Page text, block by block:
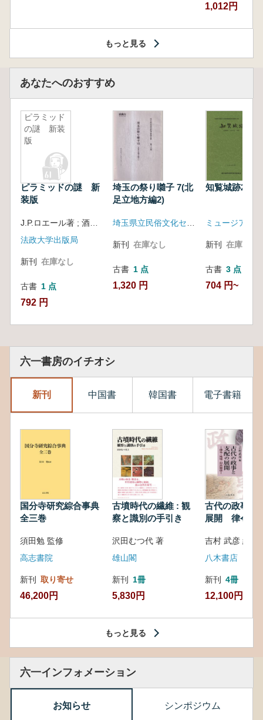
1,012円
もっと見る
あなたへのおすすめ
ピラミッド
の謎 新装
版
ピラミッドの謎 新
装版
法政大学出版局
新刊 在庫なし
古書 1 点
792 円
埼玉の祭り囃子 7(北
足立地方編2)
新刊 在庫なし
古書 1 点
1,320 円
知覧城跡2
新刊 在庫なし
古書 3 点
704 円~
六一書房のイチオシ
新刊 中国書 韓国書 電子書籍
国分寺研究綜合事典
全三巻
須田勉 監修
高志書院
新刊 取り寄せ
46,200円
古墳時代の繊維 : 観
察と識別の手引き
沢田むつ代 著
雄山閣
新刊 1冊
5,830円
古代の政事と
展開 律令・
吉村 武彦 編集
八木書店
新刊 4冊
12,100円
もっと見る
六一インフォメーション
お知らせ シンポジウム